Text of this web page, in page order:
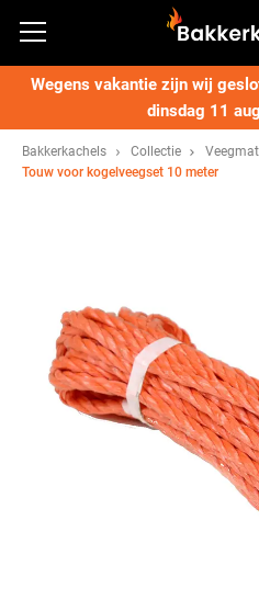
Wegens vakantie zijn wij
dinsdag 11
Bakkerkachels Collectie
Touw voor kogelveegset 10 meter